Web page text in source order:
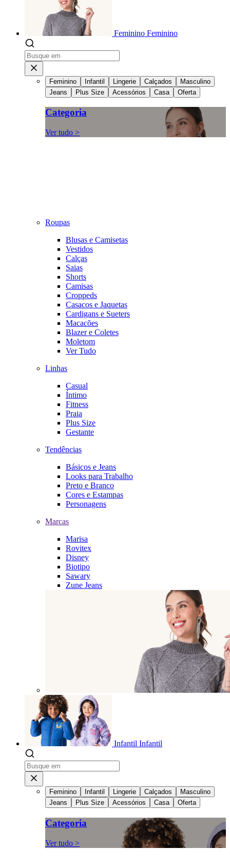
Feminino Feminino
Feminino Infantil Lingerie Calçados
Masculino
Jeans
Plus Size Acessórios Casa Oferta
Categoria
Ver tudo >
Roupas
Blusas e Camisetas
Vestidos
Calças
Saias
Shorts
Camisas
Croppeds
Casacos e Jaquetas
Cardigans e Sueters
Macacões
Blazer e Coletes
Moletom
Ver Tudo
Linhas
Casual
Íntimo
Fitness
Praia
Plus Size
Gestante
Tendências
Básicos e Jeans
Looks para Trabalho
Preto e Branco
Cores e Estampas
Personagens
Marcas
Marisa
Rovitex
Disney
Biotipo
Sawary
Zune Jeans
Infantil Infantil
Feminino Infantil Lingerie Calçados
Masculino
Jeans
Plus Size Acessórios Casa Oferta
Categoria
Ver tudo >